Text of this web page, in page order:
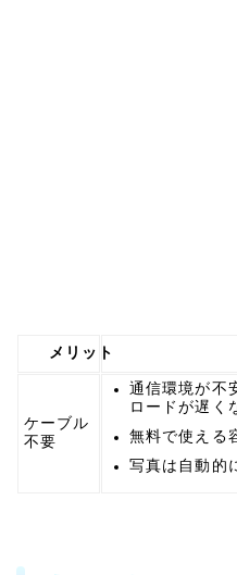
メリット
ケーブル
不要
通信環境が不
ロードが遅く
無料で使える
写真は自動的